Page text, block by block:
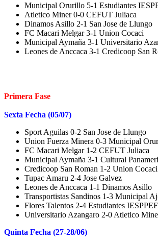
Municipal Orurillo 5-1 Estudiantes
Atletico Miner 0-0 CEFUT Juliaca
Dinamos Asillo 2-1 San Jose de Llungo
FC Macari Melgar 3-1 Union Cocaci
Municipal Aymaña 3-1 Universitario
Leones de Anccaca 3-1 Credicoop San
Primera Fase
Sexta Fecha (05/07)
Sport Aguilas 0-2 San Jose de Llungo
Union Fuerza Minera 0-3 Municipal
FC Macari Melgar 1-2 CEFUT Juliaca
Municipal Aymaña 3-1 Cultural
Credicoop San Roman 1-2 Union Cocaci
Tupac Amaru 2-4 Jose Galvez
Leones de Anccaca 1-1 Dinamos Asillo
Transportistas Sandinos 1-3 Municipal
Flores Talentos 2-4 Estudiantes IESPPEF
Universitario Azangaro 2-0 Atletico
Quinta Fecha (27-28/06)